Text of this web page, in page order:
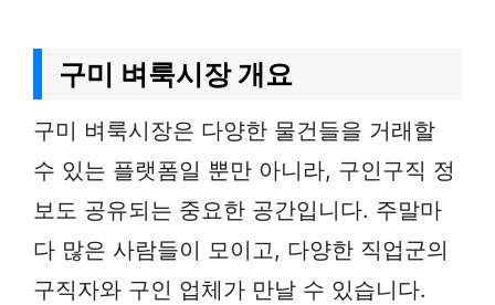
구미 벼룩시장 개요
구미 벼룩시장은 다양한 물건들을 거래할
수 있는 플랫폼일 뿐만 아니라, 구인구직 정
보도 공유되는 중요한 공간입니다. 주말마
다 많은 사람들이 모이고, 다양한 직업군의
구직자와 구인 업체가 만날 수 있습니다.